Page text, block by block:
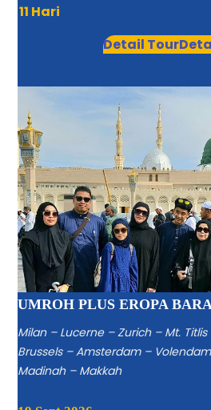
11 Hari
Detail Tour
UMROH PLUS EROPA
Milan – Lucerne – Zurich – Mt.
Brussels – Amsterdam –
Madinah – Makkah